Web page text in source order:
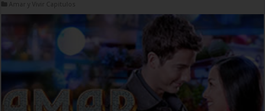
Amar y Vivir Capitulos